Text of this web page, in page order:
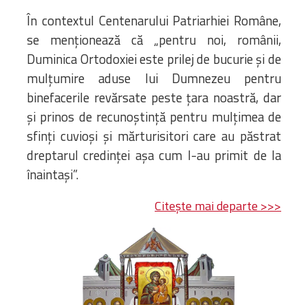
Lectura Lunii
Prezentarea
Parohiilor
CONTACT
În contextul Centenarului Patriarhiei Române,
se menționează că „pentru noi, românii,
Duminica Ortodoxiei este prilej de bucurie și de
mulțu­mire aduse lui Dumnezeu pentru
binefacerile revărsate peste țara noastră, dar
și prinos de recu­noștință pentru mulțimea de
sfinți cuvioși și mărturisitori care au păstrat
dreptarul credinței așa cum l-au primit de la
înaintași”.
Citește mai departe >>>